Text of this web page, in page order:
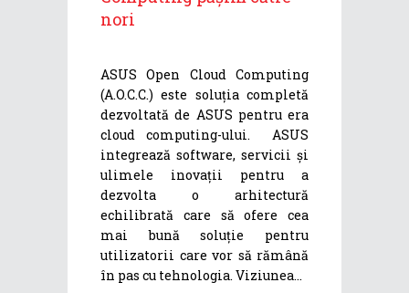
nori
ASUS Open Cloud Computing
(A.O.C.C.) este soluția completă
dezvoltată de ASUS pentru era
cloud computing-ului. ASUS
integrează software, servicii și
ulimele inovații pentru a
dezvolta o arhitectură
echilibrată care să ofere cea
mai bună soluție pentru
utilizatorii care vor să rămână
în pas cu tehnologia. Viziunea